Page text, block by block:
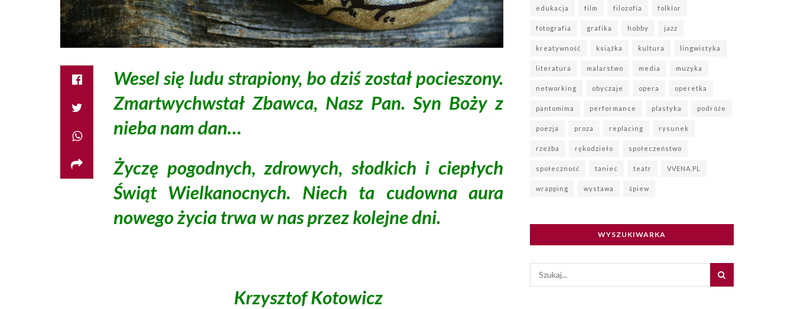
Wesel się ludu strapiony, bo dziś został pocieszony.
Zmartwychwstał Zbawca, Nasz Pan. Syn Boży z
nieba nam dan…
Życzę pogodnych, zdrowych, słodkich i ciepłych
Świąt Wielkanocnych. Niech ta cudowna aura
nowego życia trwa w nas przez kolejne dni.
Krzysztof Kotowicz
edukacja film filozofia folklor
fotografia grafika hobby jazz
kreatywność książka kultura lingwistyka
literatura malarstwo media muzyka
networking obyczaje opera operetka
pantomima performance plastyka podróże
poezja proza replacing rysunek
rzeźba rękodzieło społeczeństwo
społeczność taniec teatr VVENA.PL
wrapping wystawa śpiew
WYSZUKIWARKA